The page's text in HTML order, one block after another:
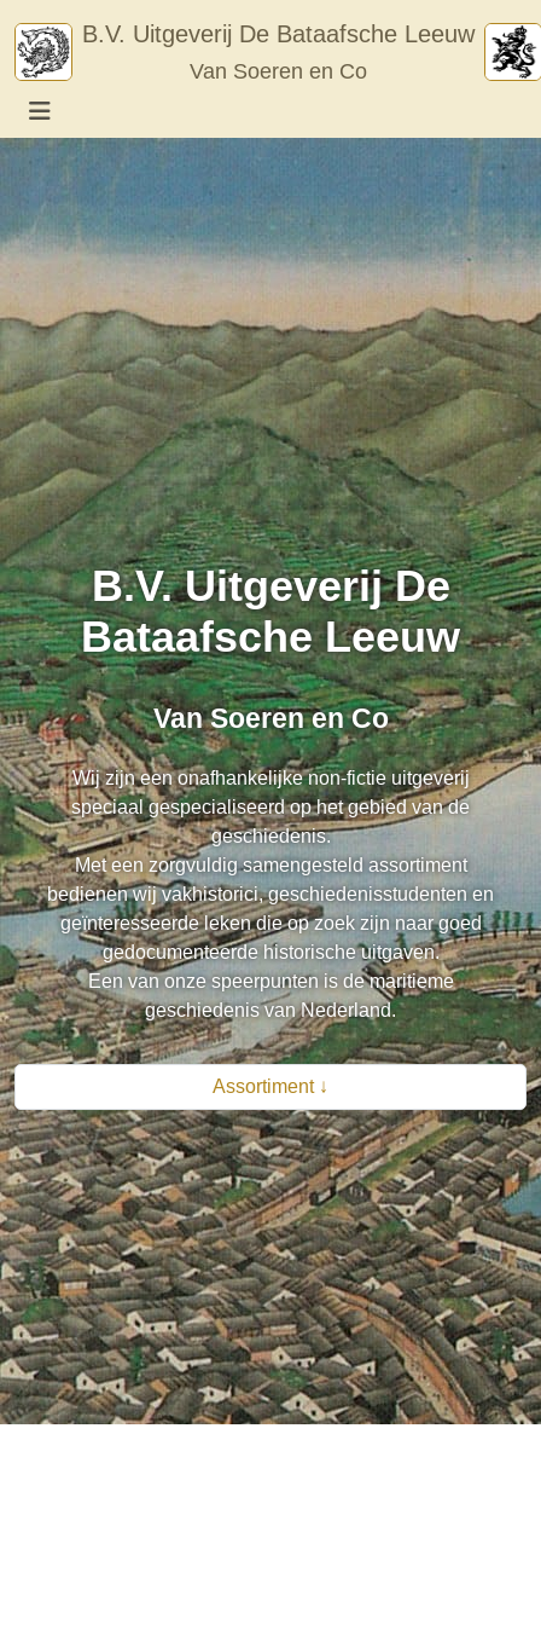
content
B.V. Uitgeverij De Bataafsche Leeuw
Van Soeren en Co
B.V. Uitgeverij De
Bataafsche Leeuw
Van Soeren en Co
Wij zijn een onafhankelijke non-fictie uitgeverij
speciaal gespecialiseerd op het gebied van de
geschiedenis.
Met een zorgvuldig samengesteld assortiment
bedienen wij vakhistorici, geschiedenisstudenten en
geïnteresseerde leken die op zoek zijn naar goed
gedocumenteerde historische uitgaven.
Een van onze speerpunten is de maritieme
geschiedenis van Nederland.
Assortiment ↓